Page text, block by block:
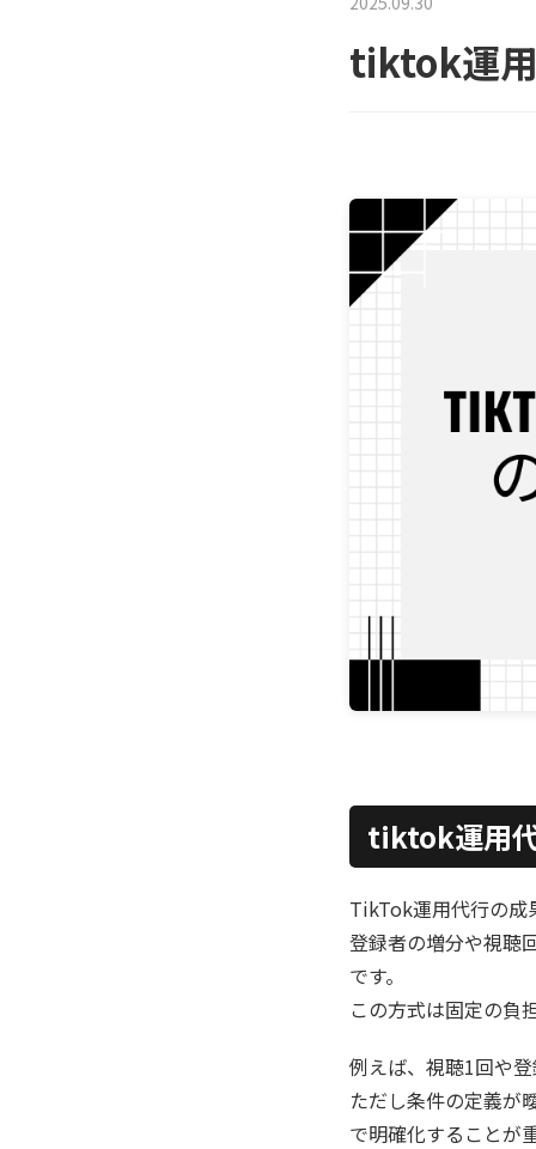
tiktok運用
tiktok運用
TikTok運用代行の成
登録者の増分や視聴
です。
この方式は固定の負
例えば、視聴1回や
ただし条件の定義が
で明確化することが